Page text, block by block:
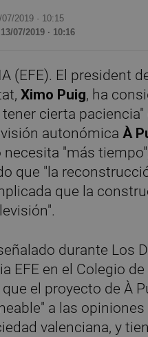
2019 · 10:15
07/2019 · 10:16
(EFE). El president
Ximo Puig, ha
tener cierta paciencia"
autonómica À
"más
que "la
que la
durante Los
EFE en el Colegio
el proyecto de À
a las
valenciana, y